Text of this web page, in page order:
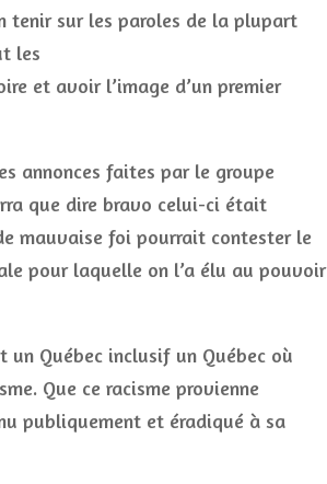
tenir sur les paroles de la plupart
les
et avoir l’image d’un premier
annonces faites par le groupe
que dire bravo celui-ci était
mauvaise foi pourrait contester le
pour laquelle on l’a élu au pouvoir
Québec inclusif un Québec où
Que ce racisme provienne
publiquement et éradiqué à sa